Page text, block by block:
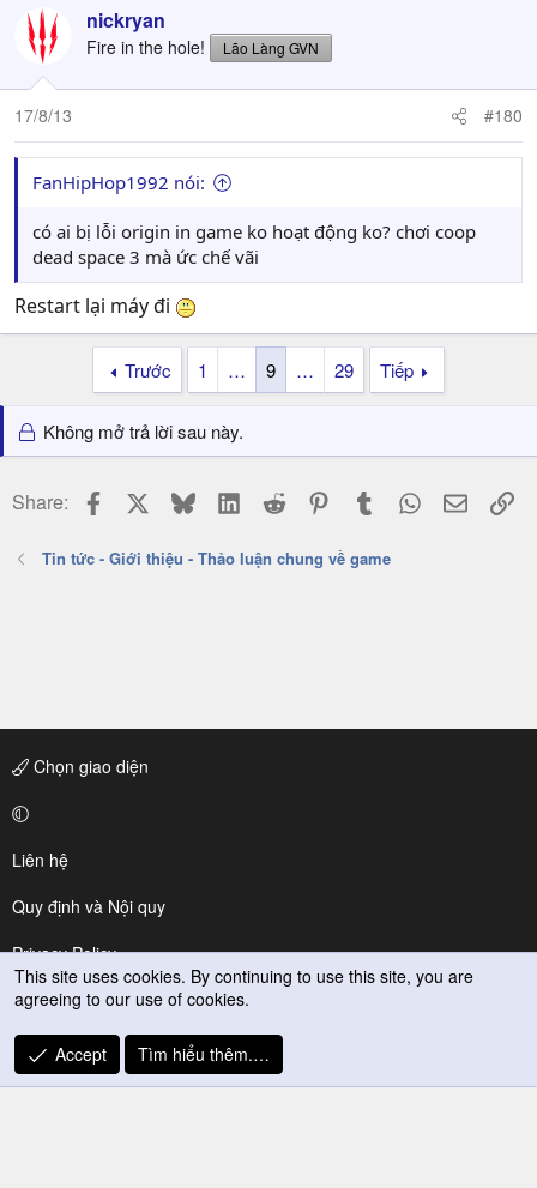
nickryan
Fire in the hole! Lão Làng GVN
17/8/13 #180
FanHipHop1992 nói:
có ai bị lỗi origin in game ko hoạt động ko? chơi coop
dead space 3 mà ức chế vãi
Restart lại máy đi
Trước 1 … 9 … 29 Tiếp
Không mở trả lời sau này.
Share: Facebook BlueskyLinkedIn
Reddit PinterestTumblr WhatsApp
Email
Tin tức - Giới thiệu - Thảo luận chung về game
Chọn giao diện
Liên hệ
Quy định và Nội quy
Privacy Policy
Trợ giúp
R
S
This site uses cookies. By continuing to use this site, you are
agreeing to our use of cookies.
Accept Tìm hiểu thêm.…